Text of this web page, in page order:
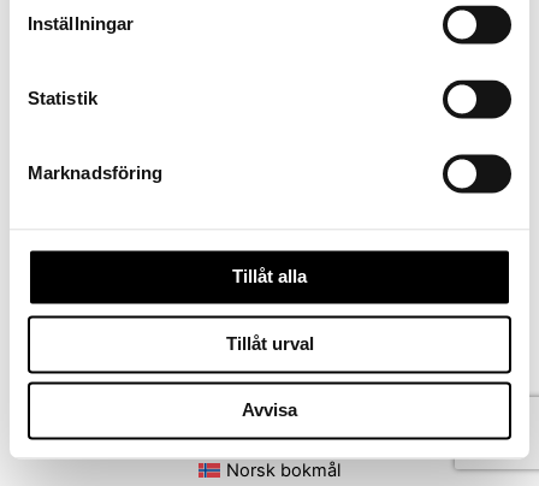
Inställningar
Statistik
Marknadsföring
Tillåt alla
Tillåt urval
Avvisa
FÖREGÅENDE
Kontakta oss
Köpvillkor
Ångra köp
Norsk bokmål